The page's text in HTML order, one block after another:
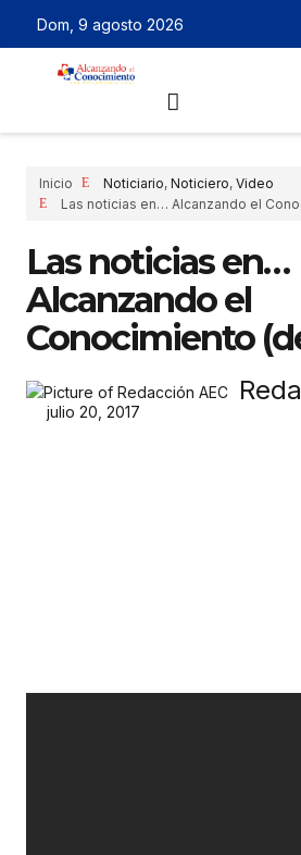
Dom, 9 agosto 2026
Inicio Noticiario, Noticiero, Video
Las noticias en… Alcanzando el
Las noticias en…
Alcanzando el
Conocimiento
julio 20, 2017